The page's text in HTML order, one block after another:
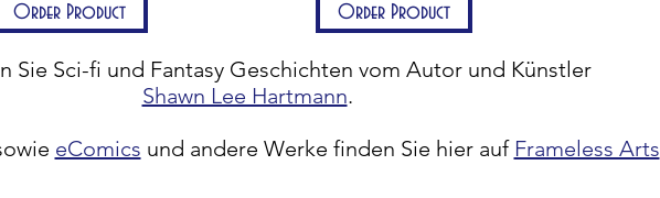
Order Product Order Product
Sie Sci-fi und Fantasy Geschichten vom Autor und Künstler
Shawn Lee Hartmann.
eComics und andere Werke finden Sie hier auf Frameless Arts